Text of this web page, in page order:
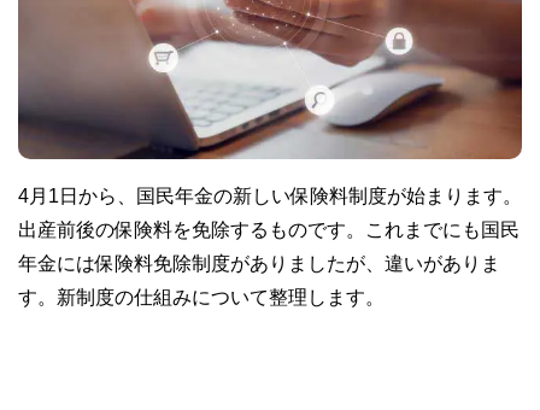
4月1日から、国民年金の新しい保険料制度が始まります。
出産前後の保険料を免除するものです。これまでにも国民
年金には保険料免除制度がありましたが、違いがありま
す。新制度の仕組みについて整理します。